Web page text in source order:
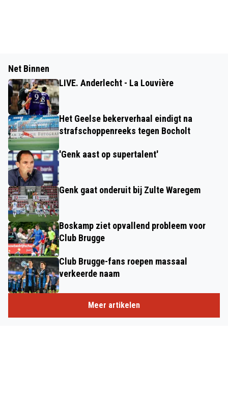
Net Binnen
LIVE. Anderlecht - La Louvière
Het Geelse bekerverhaal eindigt na
strafschoppenreeks tegen Bocholt
'Genk aast op supertalent'
Genk gaat onderuit bij Zulte Waregem
Boskamp ziet opvallend probleem voor
Club Brugge
Club Brugge-fans roepen massaal
verkeerde naam
Meer artikelen